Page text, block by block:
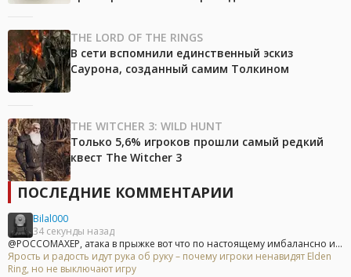
THE LORD OF THE RINGS
В сети вспомнили единственный эскиз
Саурона, созданный самим Толкином
THE WITCHER 3: WILD HUNT
Только 5,6% игроков прошли самый редкий
квест The Witcher 3
ПОСЛЕДНИЕ КОММЕНТАРИИ
Bilal000
34 секунды назад
@POCCOMAXEP, атака в прыжке вот что по настоящему имбалансно и...
Ярость и радость идут рука об руку – почему игроки ненавидят Elden
Ring, но не выключают игру